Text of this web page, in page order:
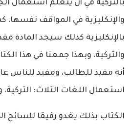
بالتركية في أن يتعلم استعمال
والإنكليزية في المواقف نفسها،
بالإنكليزية كذلك سيجد المادة
والتركية، وبهذا جمعنا في هذا
أنه مفيد للطالب، ومفيد للناس
استعمال اللغات الثلاث: التركية،
الكتاب بذلك يغدو رفيقا للسائح